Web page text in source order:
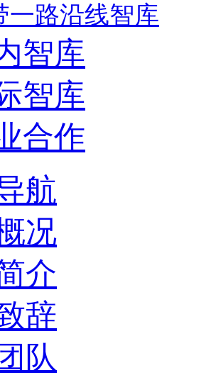
一路沿线智库
智库
智库
合作
航
况
介
辞
队